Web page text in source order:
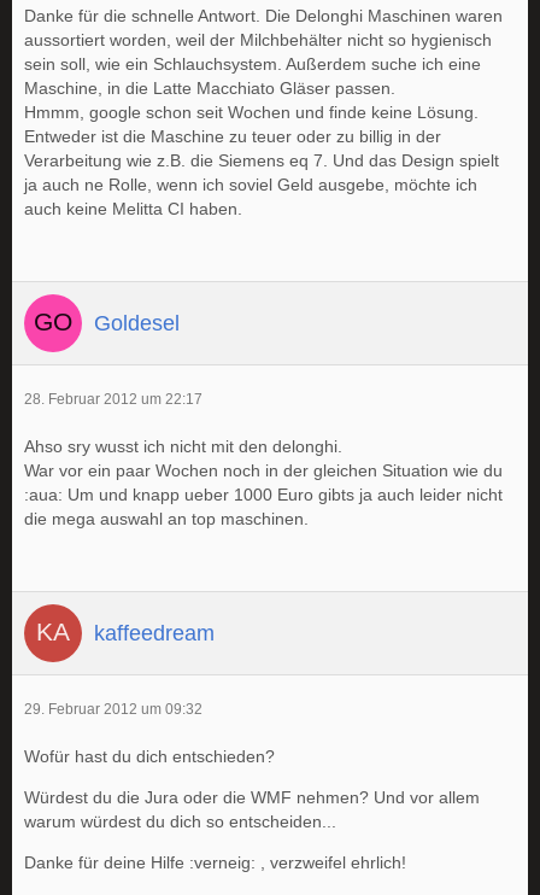
Danke für die schnelle Antwort. Die Delonghi Maschinen waren
aussortiert worden, weil der Milchbehälter nicht so hygienisch
sein soll, wie ein Schlauchsystem. Außerdem suche ich eine
Maschine, in die Latte Macchiato Gläser passen.
Hmmm, google schon seit Wochen und finde keine Lösung.
Entweder ist die Maschine zu teuer oder zu billig in der
Verarbeitung wie z.B. die Siemens eq 7. Und das Design spielt
ja auch ne Rolle, wenn ich soviel Geld ausgebe, möchte ich
auch keine Melitta CI haben.
Goldesel
28. Februar 2012 um 22:17
Ahso sry wusst ich nicht mit den delonghi.
War vor ein paar Wochen noch in der gleichen Situation wie du
:aua: Um und knapp ueber 1000 Euro gibts ja auch leider nicht
die mega auswahl an top maschinen.
kaffeedream
29. Februar 2012 um 09:32
Wofür hast du dich entschieden?
Würdest du die Jura oder die WMF nehmen? Und vor allem
warum würdest du dich so entscheiden...
Danke für deine Hilfe :verneig: , verzweifel ehrlich!